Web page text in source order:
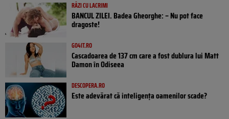
RÂZI CU LACRIMI
BANCUL ZILEI. Badea Gheorghe: – Nu pot face
dragoste!
GO4IT.RO
Cascadoarea de 137 cm care a fost dublura lui Matt
Damon în Odiseea
DESCOPERA.RO
Este adevărat că inteligența oamenilor scade?